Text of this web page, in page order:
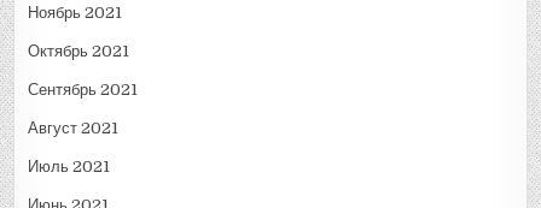
Ноябрь 2021
Октябрь 2021
Сентябрь 2021
Август 2021
Июль 2021